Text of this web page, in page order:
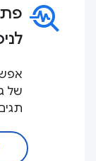
troubleshoot